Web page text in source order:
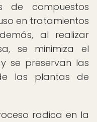
de compuestos
en tratamientos
al realizar
se minimiza el
se preservan las
las plantas de
radica en la